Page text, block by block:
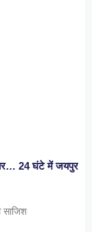
24 घंटे में जयपुर
साजिश